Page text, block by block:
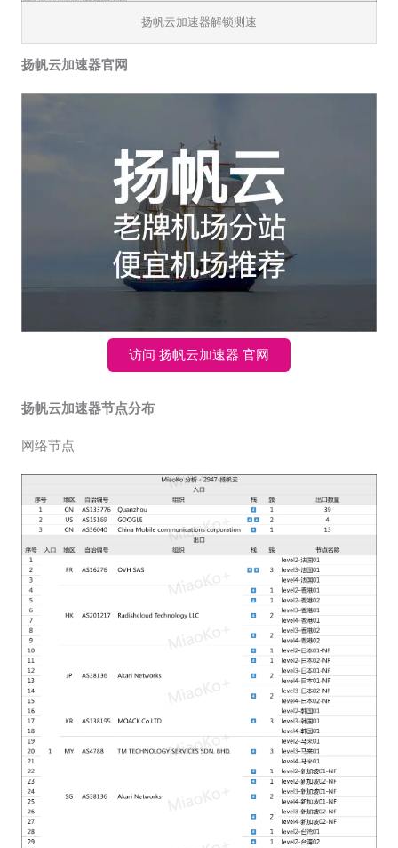
扬帆云加速器解锁测速
扬帆云加速器官网
访问 扬帆云加速器 官网
扬帆云加速器节点分布
网络节点